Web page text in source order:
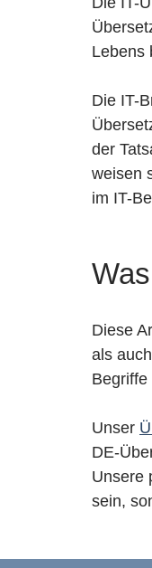
Lebens
Die IT-
der
weisen
im IT-
Diese
als
Begriffe
Unser
DE-
Unsere
sein,